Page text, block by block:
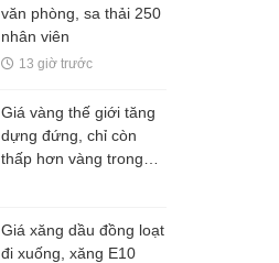
văn phòng, sa thải 250
nhân viên
13 giờ trước
Giá vàng thế giới tăng
dựng đứng, chỉ còn
thấp hơn vàng trong
Giá xăng dầu đồng loạt
đi xuống, xăng E10